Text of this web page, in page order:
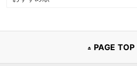
PAGE TOP